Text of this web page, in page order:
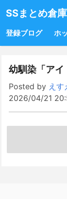
SSまとめ倉庫
登録ブログ ホ
幼馴染「アイ
Posted by えす
2026/04/21